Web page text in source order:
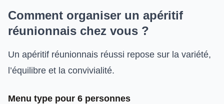
Comment organiser un apéritif
réunionnais chez vous ?
Un apéritif réunionnais réussi repose sur la variété,
l’équilibre et la convivialité.
Menu type pour 6 personnes